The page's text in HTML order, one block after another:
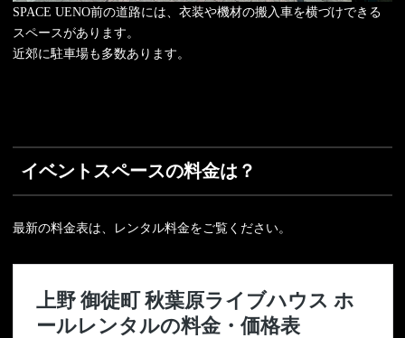
SPACE UENO前の道路には、衣装や機材の搬入車を横づけできる
スペースがあります。
近郊に駐車場も多数あります。
イベントスペースの料金は？
最新の料金表は、レンタル料金をご覧ください。